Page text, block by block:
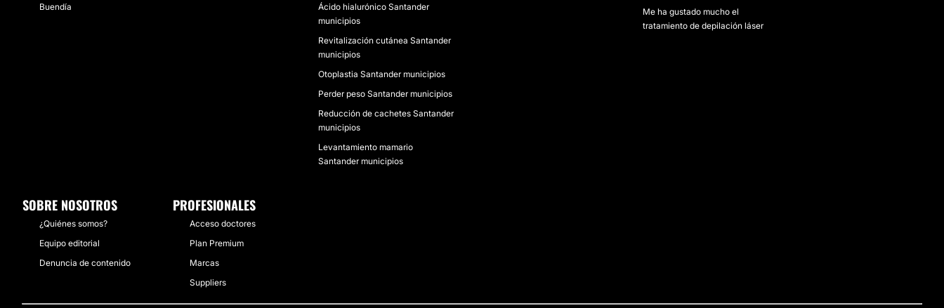
Buendía
Ácido hialurónico Santander
municipios
Revitalización cutánea Santander
municipios
Otoplastia Santander municipios
Perder peso Santander municipios
Reducción de cachetes Santander
municipios
Levantamiento mamario
Santander municipios
Me ha gustado mucho el
tratamiento de depilación láser
SOBRE NOSOTROS
¿Quiénes somos?
Equipo editorial
Denuncia de contenido
PROFESIONALES
Acceso doctores
Plan Premium
Marcas
Suppliers